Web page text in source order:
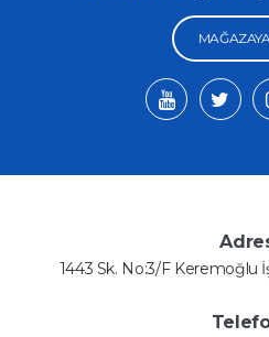
1443 Sk. No:3/F Keremoğlu